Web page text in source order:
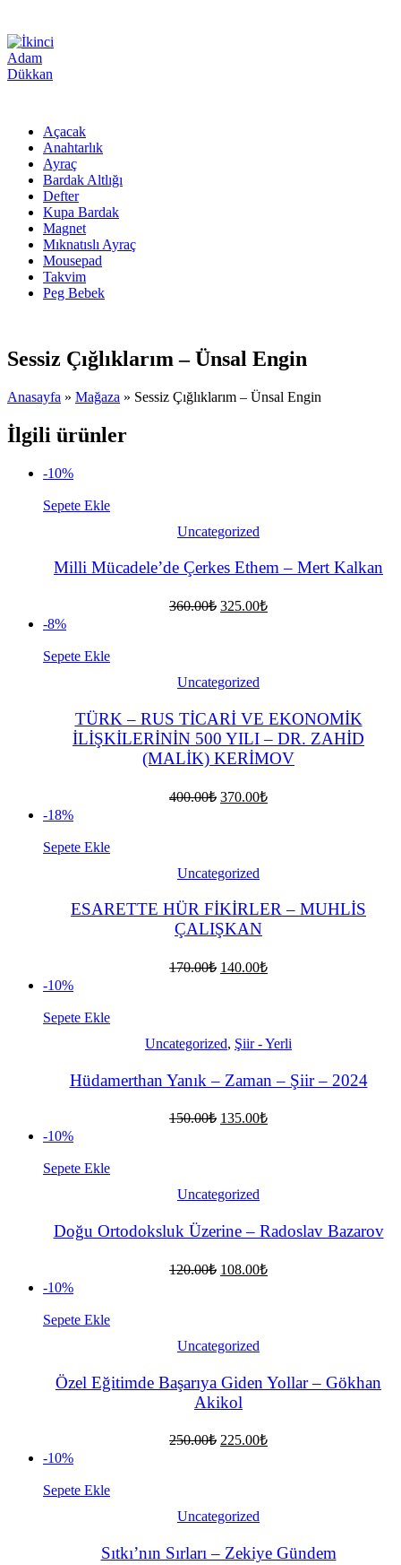
Açacak
Anahtarlık
Ayraç
Bardak Altlığı
Defter
Kupa Bardak
Magnet
Mıknatıslı Ayraç
Mousepad
Takvim
Peg Bebek
Sessiz Çığlıklarım – Ünsal Engin
Anasayfa » Mağaza » Sessiz Çığlıklarım – Ünsal Engin
İlgili ürünler
-10%
Sepete Ekle
Uncategorized
Milli Mücadele’de Çerkes Ethem – Mert Kalkan
360.00₺ Orijinal
325.00₺Şu
-8%
Sepete Ekle
Uncategorized
TÜRK – RUS TİCARİ VE EKONOMİK
İLİŞKİLERİNİN 500 YILI – DR. ZAHİD
(MALİK) KERİMOV
400.00₺ Orijinal
370.00₺Şu
-18%
Sepete Ekle
Uncategorized
ESARETTE HÜR FİKİRLER – MUHLİS
ÇALIŞKAN
170.00₺ Orijinal
140.00₺Şu
-10%
Sepete Ekle
Uncategorized, Şiir - Yerli
Hüdamerthan Yanık – Zaman – Şiir – 2024
150.00₺ Orijinal
135.00₺Şu
-10%
Sepete Ekle
Uncategorized
Doğu Ortodoksluk Üzerine – Radoslav Bazarov
120.00₺ Orijinal
108.00₺Şu
-10%
Sepete Ekle
Uncategorized
Özel Eğitimde Başarıya Giden Yollar – Gökhan
Akikol
250.00₺ Orijinal
225.00₺Şu
-10%
Sepete Ekle
Uncategorized
Sıtkı’nın Sırları – Zekiye Gündem